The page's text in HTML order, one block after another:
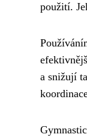
použití.
a snižují